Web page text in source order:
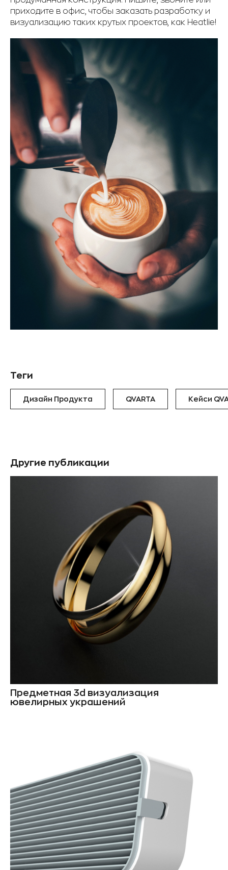
приходите в офис, чтобы заказать разработку и
визуализацию таких крутых проектов, как Heatlie!
Теги
Дизайн Продукта QVARTA Кейси
Другие публикации
Предметная 3d визуализация
ювелирных украшений